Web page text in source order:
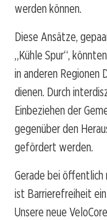
werden können.
Diese Ansätze,
„Kühle Spur“,
in anderen Regionen
dienen. Durch
Einbeziehen der
gegenüber den
gefördert werden.
Gerade bei
ist Barrierefreiheit
Unsere neue